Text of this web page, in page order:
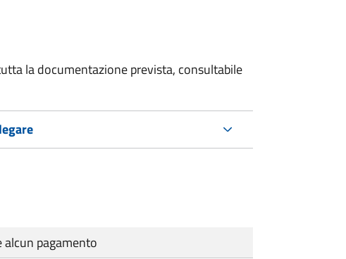
la documentazione prevista, consultabile
alcun pagamento